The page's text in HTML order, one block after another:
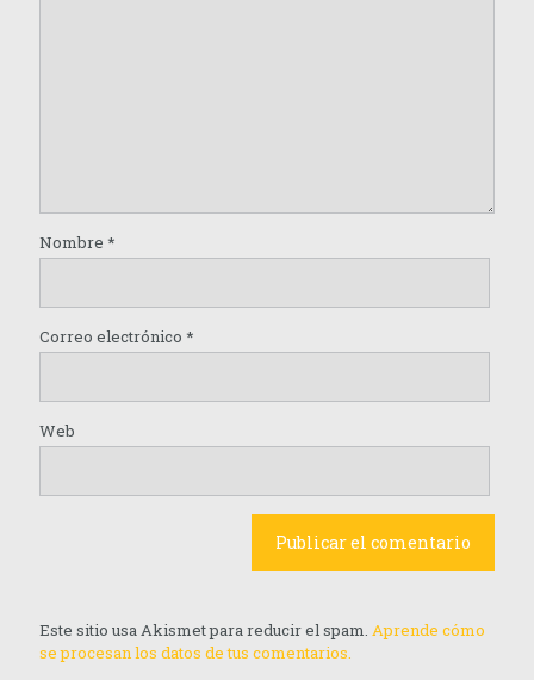
Nombre *
Correo electrónico *
Web
Este sitio usa Akismet para reducir el spam. Aprende cómo
se procesan los datos de tus comentarios.